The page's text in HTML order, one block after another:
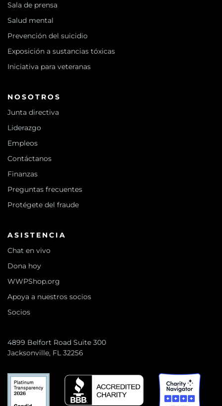
Sala de prensa
Salud mental
Prevención del suicidio
Exposición a sustancias tóxicas
Iniciativa para veteranas
NOSOTROS
Junta directiva
Liderazgo
Empleos
Contáctanos
Finanzas
Preguntas frecuentes
Protégete del fraude
ASISTENCIA
Chat en vivo
Dona hoy
WWPShop.org
Apoya a nuestros socios
Socios
4899 Belfort Road Suite 300
Jacksonville, FL 32256